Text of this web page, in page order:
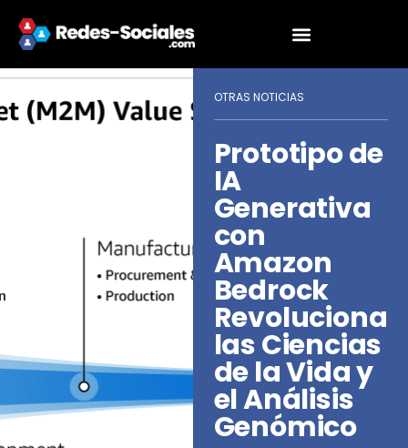
OTRAS NOTICIAS
Prototipo de
IA
Generativa
con
Amazon
Bedrock
Revoluciona
las Ciencias
de la Vida y
el Análisis
Genómico